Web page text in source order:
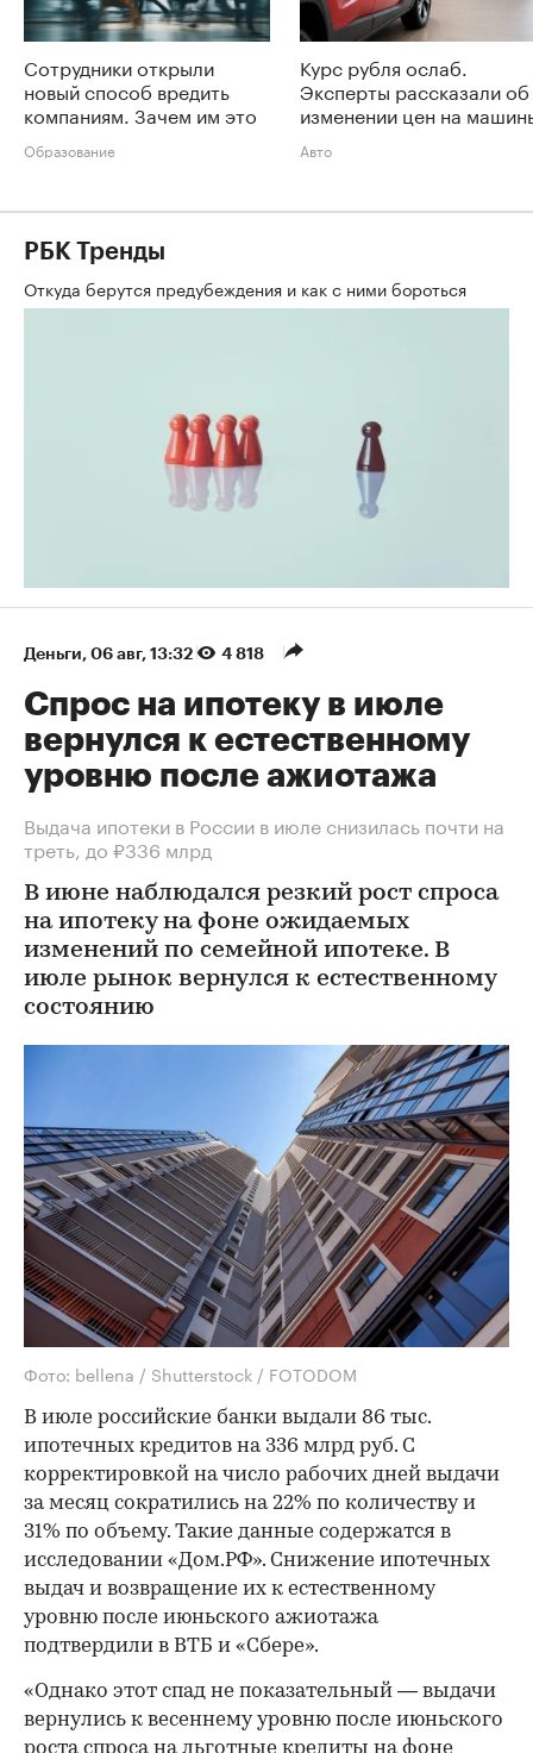
Сотрудники открыли
новый способ вредить
компаниям. Зачем им это
Образование
Курс рубля ослаб.
Эксперты рассказали об
изменении цен на
Авто
РБК Тренды
Откуда берутся предубеждения и как с ними бороться
Деньги 06 авг, 13:32 4 818
Спрос на ипотеку в июле
вернулся к естественному
уровню после ажиотажа
Выдача ипотеки в России в июле снизилась почти на
треть, до ₽336 млрд
В июне наблюдался резкий рост спроса
на ипотеку на фоне ожидаемых
изменений по семейной ипотеке. В
июле рынок вернулся к естественному
состоянию
Фото: bellena / Shutterstock / FOTODOM
В июле российские банки выдали 86 тыс.
ипотечных кредитов на 336 млрд руб. С
корректировкой на число рабочих дней выдачи
за месяц сократились на 22% по количеству и
31% по объему. Такие данные содержатся в
исследовании «Дом.РФ». Снижение ипотечных
выдач и возвращение их к естественному
уровню после июньского ажиотажа
подтвердили в ВТБ и «Сбере».
«Однако этот спад не показательный — выдачи
вернулись к весеннему уровню после июньского